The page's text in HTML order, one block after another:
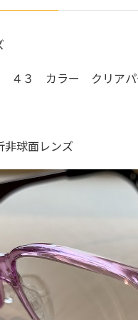
４３ カラー クリアパ
球面レンズ